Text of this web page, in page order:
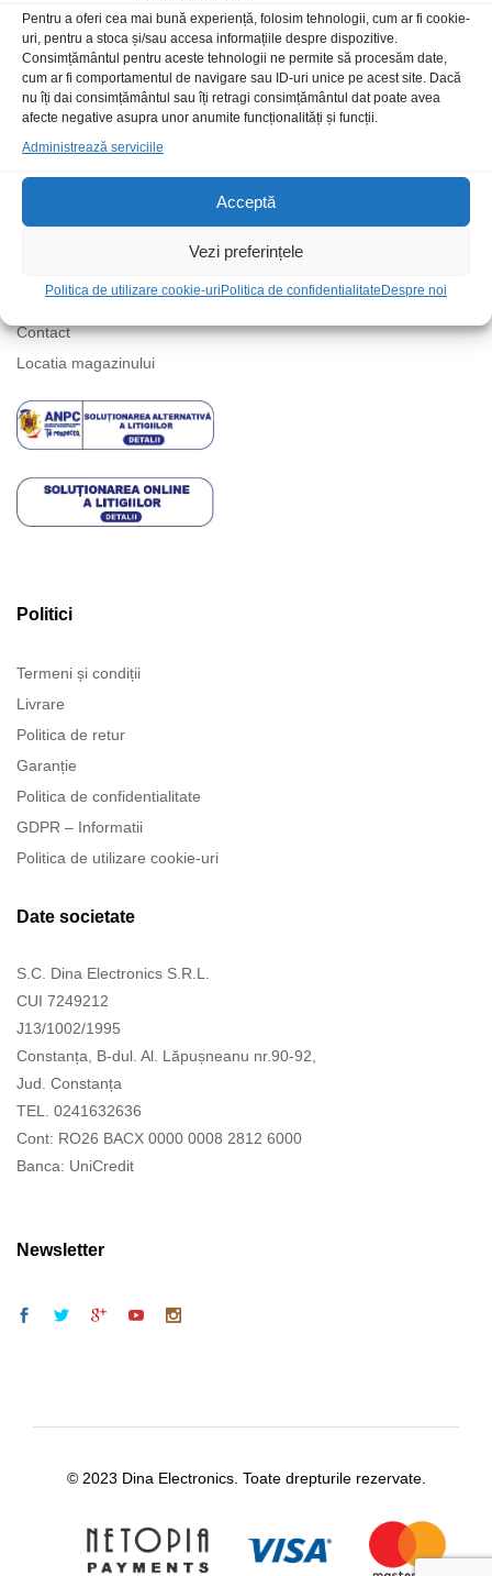
Pentru a oferi cea mai bună experiență, folosim tehnologii, cum ar fi cookie-
uri, pentru a stoca și/sau accesa informațiile despre dispozitive.
Consimțământul pentru aceste tehnologii ne permite să procesăm date,
cum ar fi comportamentul de navigare sau ID-uri unice pe acest site. Dacă
nu îți dai consimțământul sau îți retragi consimțământul dat poate avea
afecte negative asupra unor anumite funcționalități și funcții.
Administrează serviciile
Acceptă
Vezi preferințele
Politica de utilizare cookie-uri Politica de confidentialitate Despre noi
Plata securizata
Suport telefonic
Contact
Locatia magazinului
Politici
Termeni și condiții
Livrare
Politica de retur
Garanție
Politica de confidentialitate
GDPR – Informatii
Politica de utilizare cookie-uri
Date societate
S.C. Dina Electronics S.R.L.
CUI 7249212
J13/1002/1995
Constanța, B-dul. Al. Lăpușneanu nr.90-92,
Jud. Constanța
TEL. 0241632636
Cont: RO26 BACX 0000 0008 2812 6000
Banca: UniCredit
Newsletter
© 2023 Dina Electronics. Toate drepturile rezervate.